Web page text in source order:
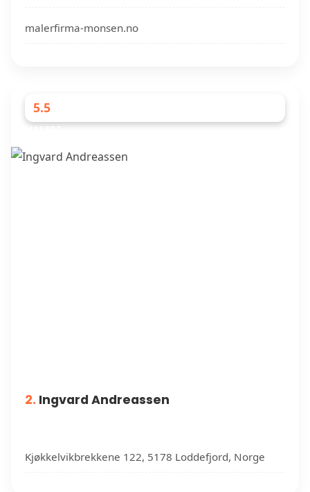
malerfirma-monsen.no
5.5
2. Ingvard Andreassen
Kjøkkelvikbrekkene 122, 5178 Loddefjord, Norge